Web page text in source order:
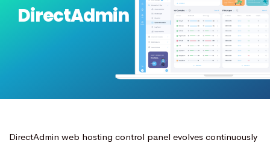
DirectAdmin web hosting control panel evolves continuously